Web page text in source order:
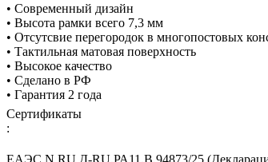
• Современный дизайн
• Высота рамки всего 7,3 мм
• Отсутсвие перегородок в многопостовых
• Тактильная матовая поверхность
• Высокое качество
• Сделано в РФ
• Гарантия 2 года
Сертификаты
:
ЕАЭС N RU Д-RU.РА11.В.94873/25